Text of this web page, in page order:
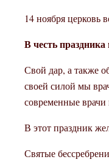
14 ноября церковь
В честь
Свой дар, а также
своей силой мы
современные врачи
В этот праздник
Святые